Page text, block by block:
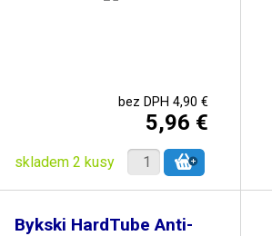
bez DPH 4,90 €
5,96 €
skladem 2 kusy
Bykski HardTube Anti-